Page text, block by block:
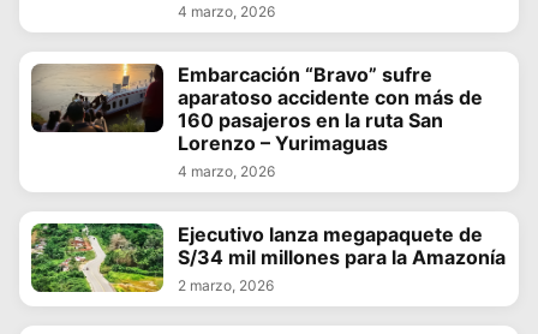
4 marzo, 2026
Embarcación “Bravo” sufre
aparatoso accidente con más de
160 pasajeros en la ruta San
Lorenzo – Yurimaguas
4 marzo, 2026
Ejecutivo lanza megapaquete de
S/34 mil millones para la Amazonía
2 marzo, 2026